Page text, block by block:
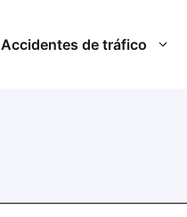
Accidentes de tráfico